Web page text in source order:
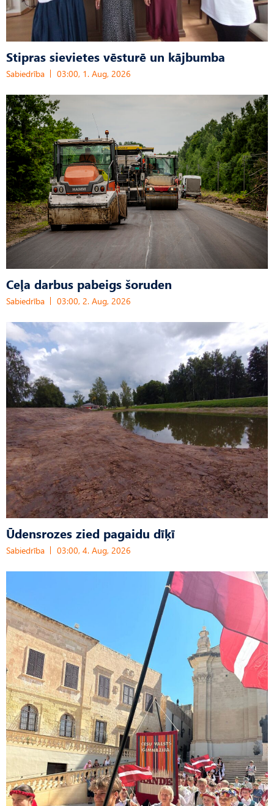
Stipras sievietes vēsturē un kājbumba
Sabiedrība 03:00, 1. Aug, 2026
Ceļa darbus pabeigs šoruden
Sabiedrība 03:00, 2. Aug, 2026
Ūdensrozes zied pagaidu dīķī
Sabiedrība 03:00, 4. Aug, 2026